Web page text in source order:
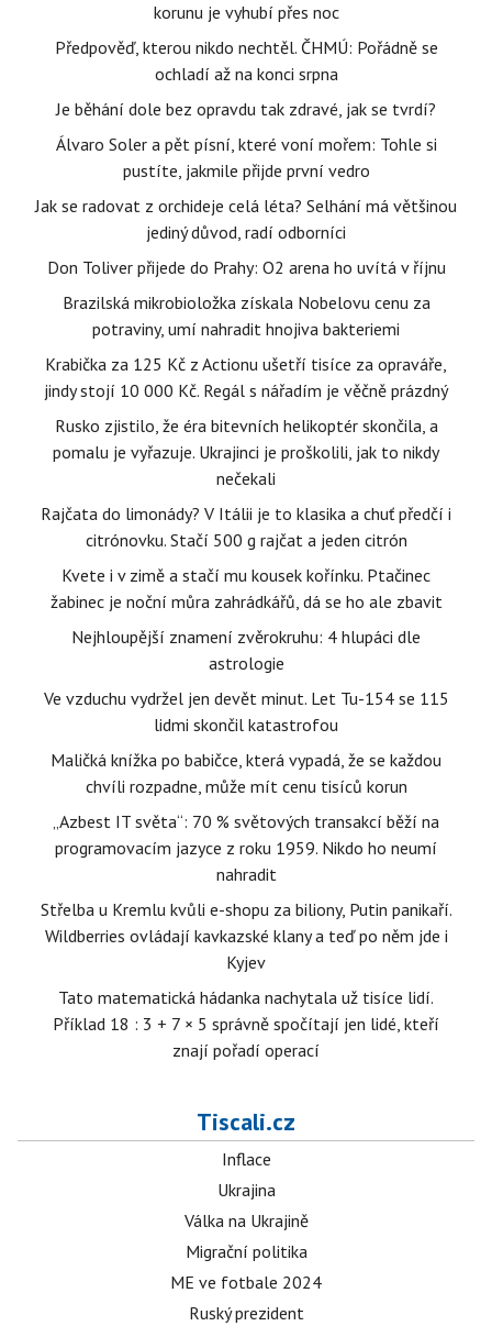
korunu je vyhubí přes noc
Předpověď, kterou nikdo nechtěl. ČHMÚ: Pořádně se
ochladí až na konci srpna
Je běhání dole bez opravdu tak zdravé, jak se tvrdí?
Álvaro Soler a pět písní, které voní mořem: Tohle si
pustíte, jakmile přijde první vedro
Jak se radovat z orchideje celá léta? Selhání má většinou
jediný důvod, radí odborníci
Don Toliver přijede do Prahy: O2 arena ho uvítá v říjnu
Brazilská mikrobioložka získala Nobelovu cenu za
potraviny, umí nahradit hnojiva bakteriemi
Krabička za 125 Kč z Actionu ušetří tisíce za opraváře,
jindy stojí 10 000 Kč. Regál s nářadím je věčně prázdný
Rusko zjistilo, že éra bitevních helikoptér skončila, a
pomalu je vyřazuje. Ukrajinci je proškolili, jak to nikdy
nečekali
Rajčata do limonády? V Itálii je to klasika a chuť předčí i
citrónovku. Stačí 500 g rajčat a jeden citrón
Kvete i v zimě a stačí mu kousek kořínku. Ptačinec
žabinec je noční můra zahrádkářů, dá se ho ale zbavit
Nejhloupější znamení zvěrokruhu: 4 hlupáci dle
astrologie
Ve vzduchu vydržel jen devět minut. Let Tu-154 se 115
lidmi skončil katastrofou
Maličká knížka po babičce, která vypadá, že se každou
chvíli rozpadne, může mít cenu tisíců korun
„Azbest IT světa“: 70 % světových transakcí běží na
programovacím jazyce z roku 1959. Nikdo ho neumí
nahradit
Střelba u Kremlu kvůli e-shopu za biliony, Putin panikaří.
Wildberries ovládají kavkazské klany a teď po něm jde i
Kyjev
Tato matematická hádanka nachytala už tisíce lidí.
Příklad 18 : 3 + 7 × 5 správně spočítají jen lidé, kteří
znají pořadí operací
Tiscali.cz
Inflace
Ukrajina
Válka na Ukrajině
Migrační politika
ME ve fotbale 2024
Ruský prezident